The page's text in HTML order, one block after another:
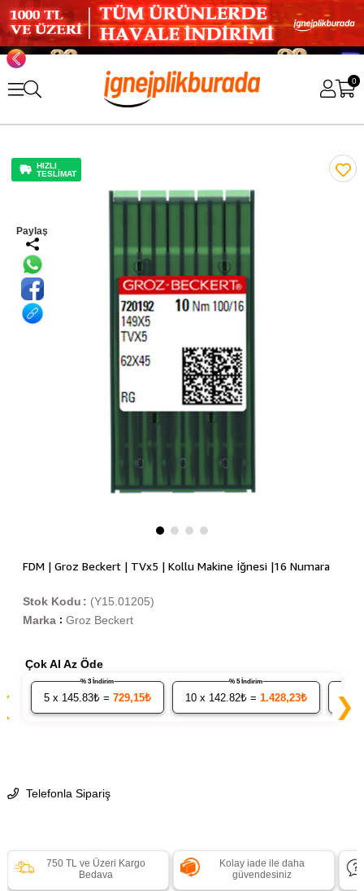
0
HIZLI
TESLİMAT
Paylaş
FDM | Groz Beckert | TVx5 | Kollu Makine İğnesi |16 Numara
(Y15.01205)
Stok Kodu
Marka : Groz Beckert
Çok Al Az Öde
5x 145.83₺ = 729,15₺
% 3 İndirim
10x 142.82₺ = 1.428,23₺
% 5 İndirim
20
❯
Telefonla Sipariş
750 TL ve Üzeri Kargo
Bedava
Kolay iade ile daha
güvendesiniz